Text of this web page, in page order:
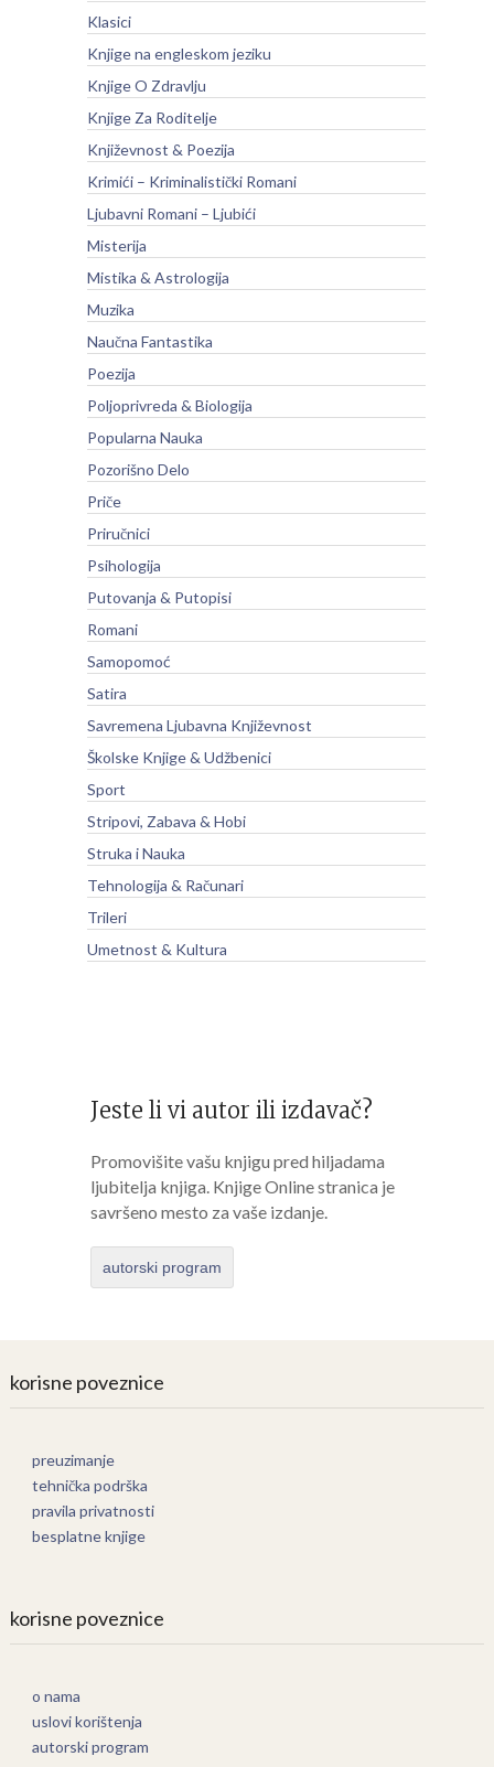
Klasici
Knjige na engleskom jeziku
Knjige O Zdravlju
Knjige Za Roditelje
Književnost & Poezija
Krimići – Kriminalistički Romani
Ljubavni Romani – Ljubići
Misterija
Mistika & Astrologija
Muzika
Naučna Fantastika
Poezija
Poljoprivreda & Biologija
Popularna Nauka
Pozorišno Delo
Priče
Priručnici
Psihologija
Putovanja & Putopisi
Romani
Samopomoć
Satira
Savremena Ljubavna Književnost
Školske Knjige & Udžbenici
Sport
Stripovi, Zabava & Hobi
Struka i Nauka
Tehnologija & Računari
Trileri
Umetnost & Kultura
Jeste li vi autor ili izdavač?
Promovišite vašu knjigu pred hiljadama
ljubitelja knjiga. Knjige Online stranica je
savršeno mesto za vaše izdanje.
autorski program
korisne poveznice
preuzimanje
tehnička podrška
pravila privatnosti
besplatne knjige
korisne poveznice
o nama
uslovi korištenja
autorski program